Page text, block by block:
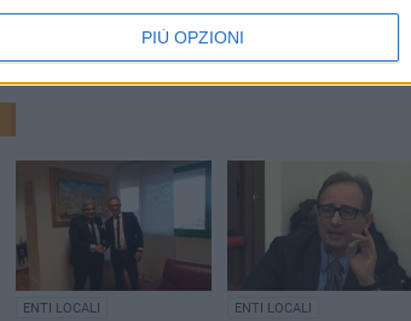
PIÙ OPZIONI
ENTI LOCALI ENTI LOCALI